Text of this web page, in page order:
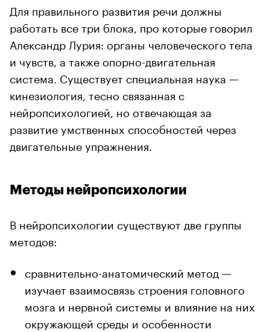
Для правильного развития речи должны
работать все три блока, про которые говорил
Александр Лурия: органы человеческого тела
и чувств, а также опорно-двигательная
система. Существует специальная наука —
кинезиология, тесно связанная с
нейропсихологией, но отвечающая за
развитие умственных способностей через
двигательные упражнения.
Методы нейропсихологии
В нейропсихологии существуют две группы
методов:
сравнительно-анатомический метод —
изучает взаимосвязь строения головного
мозга и нервной системы и влияние на них
окружающей среды и особенности